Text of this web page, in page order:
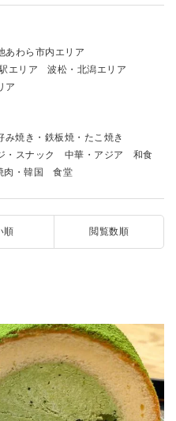
あわら市内エリア
エリア
波松・北潟エリア
ア
み焼き・鉄板焼・たこ焼き
・スナック 中華・アジア
和食
肉・韓国 食堂
順 閲覧数順